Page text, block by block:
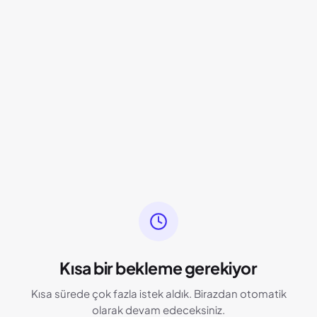
Kısa bir bekleme gerekiyor
Kısa sürede çok fazla istek aldık. Birazdan otomatik
olarak devam edeceksiniz.